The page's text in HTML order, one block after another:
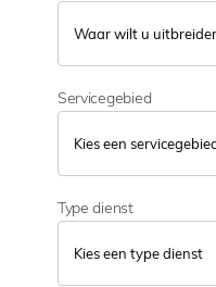
Servicegebied
Type dienst